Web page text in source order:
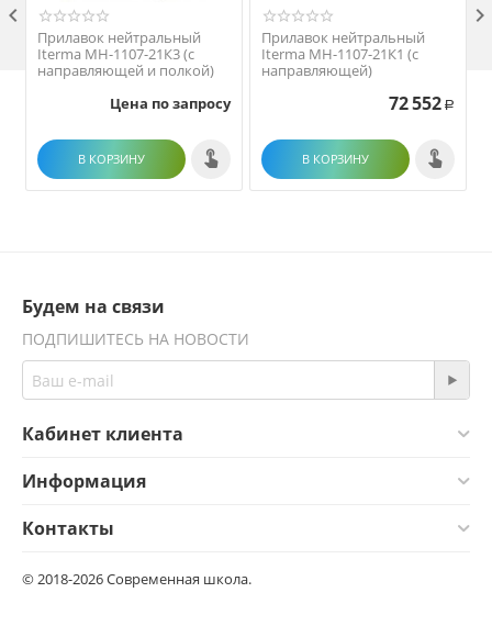
Прилавок нейтральный
Iterma МН-1107-21К3 (с
направляющей и полкой)
Цена по запросу
В КОРЗИНУ
Прилавок нейтральный
Iterma МН-1107-21К1 (с
направляющей)
72 552 Р
В КОРЗИНУ
 
Будем на связи
ПОДПИШИТЕСЬ НА НОВОСТИ
Кабинет клиента
Информация
Контакты
© 2018-2026 Современная школа.